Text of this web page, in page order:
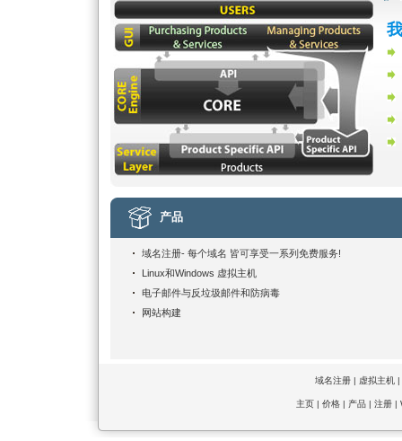
产品
域名注册- 每个域名 皆可享受一系列免费服务!
Linux和Windows 虚拟主机
电子邮件与反垃圾邮件和防病毒
网站构建
域名注册| 虚拟主机|
主页| 价格| 产品| 注册|